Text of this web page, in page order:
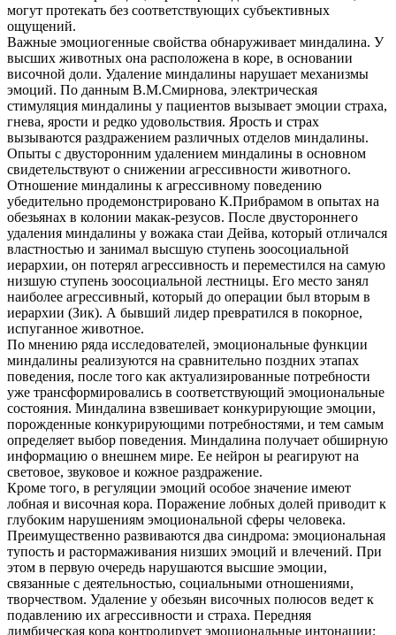
могут протекать без соответствующих субъективных
ощущений.
Важные эмоциогенные свойства обнаруживает миндалина. У
высших животных она расположена в коре, в основании
височной доли. Удаление миндалины нарушает механизмы
эмоций. По данным В.М.Смирнова, электрическая
стимуляция миндалины у пациентов вызывает эмоции страха,
гнева, ярости и редко удовольствия. Ярость и страх
вызываются раздражением различных отделов миндалины.
Опыты с двусторонним удалением миндалины в основном
свидетельствуют о снижении агрессивности животного.
Отношение миндалины к агрессивному поведению
убедительно продемонстрировано К.Прибрамом в опытах на
обезьянах в колонии макак-резусов. После двустороннего
удаления миндалины у вожака стаи Дейва, который отличался
властностью и занимал высшую ступень зоосоциальной
иерархии, он потерял агрессивность и переместился на самую
низшую ступень зоосоциальной лестницы. Его место занял
наиболее агрессивный, который до операции был вторым в
иерархии (Зик). А бывший лидер превратился в покорное,
испуганное животное.
По мнению ряда исследователей, эмоциональные функции
миндалины реализуются на сравнительно поздних этапах
поведения, после того как актуализированные потребности
уже трансформировались в соответствующий эмоциональные
состояния. Миндалина взвешивает конкурирующие эмоции,
порожденные конкурирующими потребностями, и тем самым
определяет выбор поведения. Миндалина получает обширную
информацию о внешнем мире. Ее нейрон ы реагируют на
световое, звуковое и кожное раздражение.
Кроме того, в регуляции эмоций особое значение имеют
лобная и височная кора. Поражение лобных долей приводит к
глубоким нарушениям эмоциональной сферы человека.
Преимущественно развиваются два синдрома: эмоциональная
тупость и растормаживания низших эмоций и влечений. При
этом в первую очередь нарушаются высшие эмоции,
связанные с деятельностью, социальными отношениями,
творчеством. Удаление у обезьян височных полюсов ведет к
подавлению их агрессивности и страха. Передняя
лимбическая кора контролирует эмоциональные интонации;